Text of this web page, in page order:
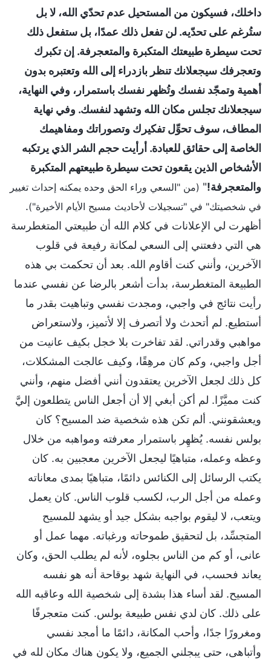
داخلك، فسيكون من المستحيل عدم تحدّي الله، لا بل
ستُرغم على تحدّيه. لن تفعل ذلك عمدًا، بل ستفعل ذلك
تحت سيطرة طبيعتك المتكبرة والمتعجرفة. إن تكبرك
وتعجرفك سيجعلانك تنظر بازدراء إلى الله وتعتبره بدون
أهمية وتمجّد نفسك وتُظهر نفسك باستمرار، وفي النهاية،
سيجعلانك تجلس مكان الله وتشهد لنفسك. وفي نهاية
المطاف، سوف تحوِّل تفكيرك وتصوراتك ومفاهيمك
الخاصة إلى حقائق للعبادة. أرأيت حجم الشر الذي يرتكبه
الأشخاص الذين يقعون تحت سيطرة طبيعتهم المتكبرة
والمتعجرفة!" (من "السعي وراء الحق وحده يمكنه إحداث تغيير
في شخصيتك" في "تسجيلات لأحاديث مسيح الأيام الأخيرة").
أظهرت لي الإعلانات في كلام الله أن طبيعتي المتغطرسة
هي التي دفعتني إلى السعي لمكانة رفيعة في قلوب
الآخرين، وأنني كنت أقاوم الله. بعد أن تحكمت بي هذه
الطبيعة المتغطرسة، بدأت أشعر بالرضا عن نفسي عندما
رأيت نتائج في واجبي، ومجدت نفسي وتباهيت بقدر ما
أستطيع. لم أتحدث ولا أتصرف إلا لأتميز، ولاستعراض
مواهبي وقدراتي. لقد تفاخرت بلا خجل بكيف عانيت من
أجل واجبي، وكم كان مرهِقًا، وكيف عالجت المشكلات،
كل ذلك لجعل الآخرين يعتقدون أنني أفضل منهم، وأنني
كنت مميَّزًا. لم أكن أبغي إلا أن أجعل الناس يتطلعون إليَّ
ويعشقونني. ألم تكن هذه شخصية ضد المسيح؟ كان
بولس نفسه. يُظهِر باستمرار معرفته ومواهبه من خلال
وعظه وعمله، متباهيًا ليجعل الآخرين معجبين به. كان
يكتب الرسائل إلى الكنائس دائمًا، متباهيًا بمدى معاناته
وعمله من أجل الرب، لكسب قلوب الناس. كان يعمل
ويتعب، لا ليقوم بواجبه بشكل جيد أو يشهد للمسيح
المتجسِّد، بل لتحقيق طموحاته ورغباته. مهما عمل أو
عانى، أو كم من الناس بجلوه، لأنه لم يطلب الحق، وكان
يعاند فحسب، في النهاية شهد بوقاحة أنه هو نفسه
المسيح. لقد أساء هذا بشدة إلى شخصية الله وعاقبه الله
على ذلك. كان لدي نفس طبيعة بولس. كنت متعجرفًا
ومغرورًا جدًا، وأحب المكانة، دائمًا ما أمجد نفسي
وأتباهى، حتى يبجلني الجميع، ولا يكون هناك مكان لله في